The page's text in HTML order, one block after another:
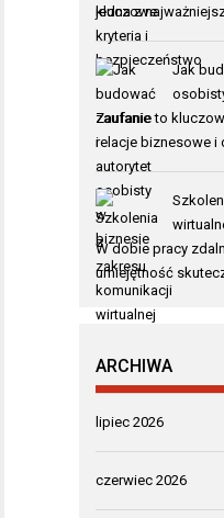
jedna z
Jak
Zaufanie to
relacje biznesowe i
W dobie pracy
umiejętność
ARCHIWA
lipiec 2026
czerwiec 2026